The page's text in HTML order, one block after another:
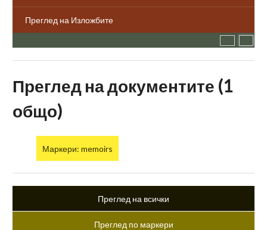
Преглед на Изложбите
Преглед на документите (1
общо)
Маркери: memoirs
Преглед на всички
Преглед по маркери